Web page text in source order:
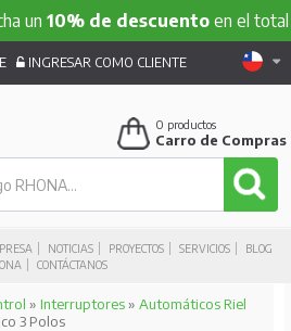
de descuentoen el total de tu
NOTICIAS PROYECTOS SERVICIOS
BLOG
CONTÁCTANOS
INGRESAR COMO CLIENTE
0 productos
Carro de Compras
» Interruptores» Automáticos Riel
3 Polos